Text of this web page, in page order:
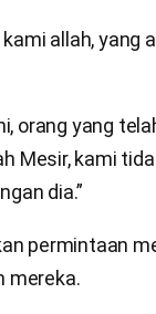
allah, yang
orang yang
Mesir, kami
dia.”
permintaan
mereka.